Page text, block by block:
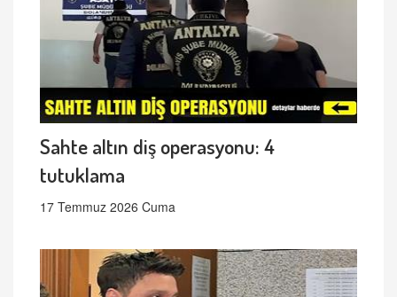
Sahte altın diş operasyonu: 4
tutuklama
17 Temmuz 2026 Cuma